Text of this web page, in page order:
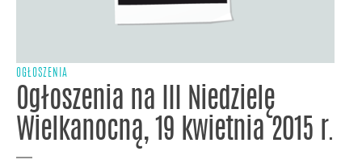
OGŁOSZENIA
Ogłoszenia na III Niedzielę
Wielkanocną, 19 kwietnia 2015 r.